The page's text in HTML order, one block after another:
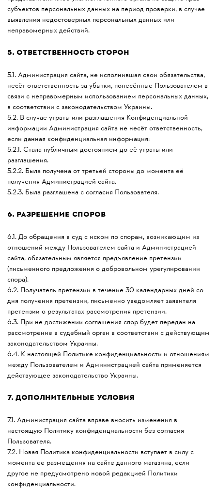
субъектов персональных данных на период проверки, в случае
выявления недостоверных персональных данных или
неправомерных действий.
5. ОТВЕТСТВЕННОСТЬ СТОРОН
5.1. Администрация сайта, не исполнившая свои обязательства,
несёт ответственность за убытки, понесённые Пользователем в
связи с неправомерным использованием персональных данных,
в соответствии с законодательством Украины.
5.2. В случае утраты или разглашения Конфиденциальной
информации Администрация сайта не несёт ответственность,
если данная конфиденциальная информация:
5.2.1. Стала публичным достоянием до её утраты или
разглашения.
5.2.2. Была получена от третьей стороны до момента её
получения Администрацией сайта.
5.2.3. Была разглашена с согласия Пользователя.
6. РАЗРЕШЕНИЕ СПОРОВ
6.1. До обращения в суд с иском по спорам, возникающим из
отношений между Пользователем сайта и Администрацией
сайта, обязательным является предъявление претензии
(письменного предложения о добровольном урегулировании
спора).
6.2. Получатель претензии в течение 30 календарных дней со
дня получения претензии, письменно уведомляет заявителя
претензии о результатах рассмотрения претензии.
6.3. При не достижении соглашения спор будет передан на
рассмотрение в судебный орган в соответствии с действующим
законодательством Украины.
6.4. К настоящей Политике конфиденциальности и отношениям
между Пользователем и Администрацией сайта применяется
действующее законодательство Украины.
7. ДОПОЛНИТЕЛЬНЫЕ УСЛОВИЯ
7.1. Администрация сайта вправе вносить изменения в
настоящую Политику конфиденциальности без согласия
Пользователя.
7.2. Новая Политика конфиденциальности вступает в силу с
момента ее размещения на сайте данного магазина, если
другое не предусмотрено новой редакцией Политики
конфиденциальности.